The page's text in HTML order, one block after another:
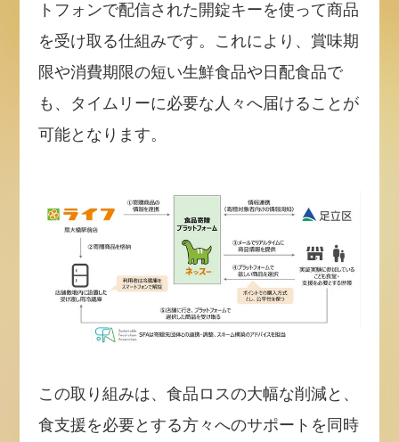
トフォンで配信された開錠キーを使って商品
を受け取る仕組みです。これにより、賞味期
限や消費期限の短い生鮮食品や日配食品で
も、タイムリーに必要な人々へ届けることが
可能となります。
この取り組みは、食品ロスの大幅な削減と、
食支援を必要とする方々へのサポートを同時